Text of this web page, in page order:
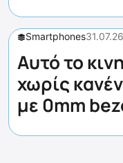
Smartphones31.07.26
Αυτό το
χωρίς
με 0mm